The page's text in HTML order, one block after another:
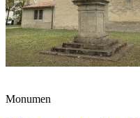
Monumen